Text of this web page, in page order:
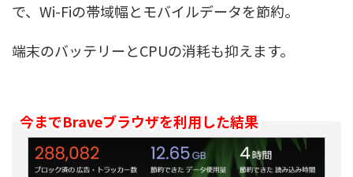
で、Wi-Fiの帯域幅とモバイルデータを節約。
端末のバッテリーとCPUの消耗も抑えます。
今までBraveブラウザを利用した結果